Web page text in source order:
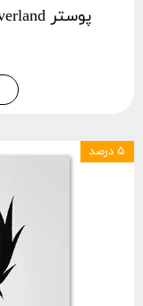
پوستر The promised neverlandکد nvlpo18
۵ درصد